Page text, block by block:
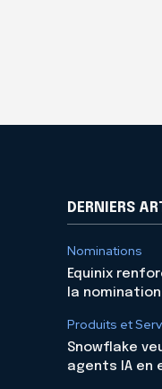
DERNIERS
Nominations
Equinix
la
Produits et
Snowflake
agents IA en